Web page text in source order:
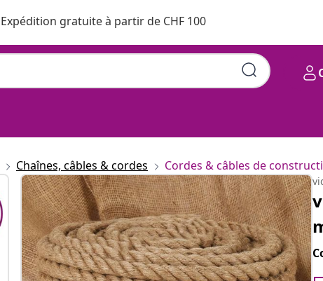
Expédition gratuite à partir de CHF 100
Chaînes, câbles & cordes Cordes & câbles de